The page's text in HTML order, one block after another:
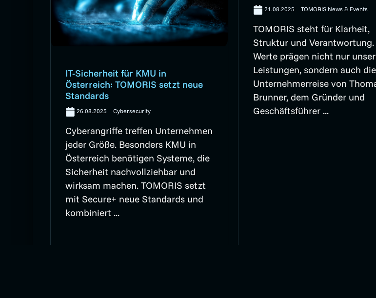
IT-Sicherheit für KMU in
Österreich: TOMORIS setzt neue
Standards
26.08.2025 Cybersecurity
Cyberangriffe treffen Unternehmen
jeder Größe. Besonders KMU in
Österreich benötigen Systeme, die
Sicherheit nachvollziehbar und
wirksam machen. TOMORIS setzt
mit Secure+ neue Standards und
kombiniert ...
21.08.2025 TOMORIS News & Events
TOMORIS steht für Klarheit,
Struktur und Verantwortung.
Werte prägen nicht nur
Leistungen, sondern auch die
Unternehmerreise von
Brunner, dem Gründer und
Geschäftsführer ...